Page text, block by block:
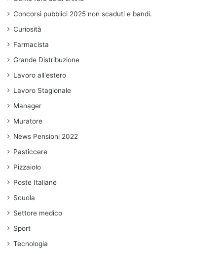
Concorsi pubblici 2025 non scaduti e bandi.
Curiosità
Farmacista
Grande Distribuzione
Lavoro all'estero
Lavoro Stagionale
Manager
Muratore
News Pensioni 2022
Pasticcere
Pizzaiolo
Poste Italiane
Scuola
Settore medico
Sport
Tecnologia